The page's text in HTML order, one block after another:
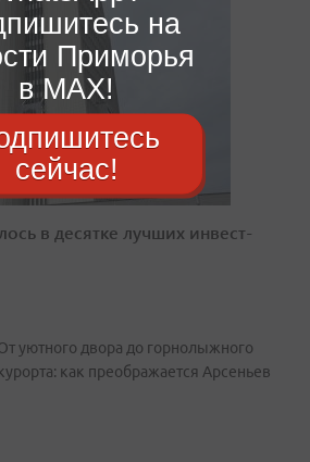
в десятке лучших инвест-
уютного двора до горнолыжного
как преображается Арсеньев
на
Приморья
в MAX!
сейчас!